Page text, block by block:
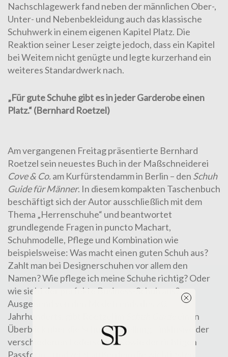
Nachschlagewerk fand neben der männlichen Ober-,
Unter- und Nebenbekleidung auch das klassische
Schuhwerk in einem eigenen Kapitel Platz. Die
Reaktion seiner Leser zeigte jedoch, dass ein Kapitel
bei Weitem nicht genügte und legte kurzerhand ein
weiteres Standardwerk nach.
„Für gute Schuhe gibt es in jeder Garderobe einen
Platz.“ (Bernhard Roetzel)
Am vergangenen Freitag präsentierte Bernhard
Roetzel sein neuestes Buch in der Maßschneiderei
Cove & Co.am Kurfürstendamm in Berlin – den Schuh
Guide für Männer. In diesem kompakten Taschenbuch
beschäftigt sich der Autor ausschließlich mit dem
Thema „Herrenschuhe“ und beantwortet
grundlegende Fragen in puncto Machart,
Schuhmodelle, Pflege und Kombination wie
beispielsweise: Was macht einen guten Schuh aus?
Zahlt man bei Designerschuhen vor allem den
Namen? Wie pflege ich meine Schuhe richtig? Oder
wie sieht der perfekte Business-Schuh aus?
Ausgehend von den Modetrends des 20.
Jahrhunderts, gibt Roetzel im
einen
Überblick über die Schuhherstellung – inklusive der
verschiedenen Ledersorten sowie der richtigen
Passform – und zeigt außerdem die wichtigsten